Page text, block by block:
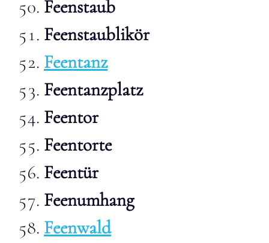
Feenstaub
Feenstaublikör
Feentanz
Feentanzplatz
Feentor
Feentorte
Feentür
Feenumhang
Feenwald